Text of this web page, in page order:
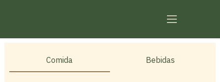
Comida Bebidas